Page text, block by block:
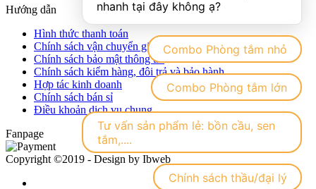
Hướng dẫn
Hình thức thanh toán
Chính sách vận chuyển giao nhận hàng hóa
Chính sách bảo mật thông tin
Chính sách kiểm hàng, đôi trả và bảo hành
Hợp tác kinh doanh
Chính sách bán sỉ
Điều khoản dịch vụ chung
Fanpage
Copyright ©2019 - Design by Ibweb
Combo Phòng tắm nhỏ
Combo Phòng tắm lớn
Tư vấn sản phẩm lẻ: bồn cầu, sen
tắm,....
Chính sách thầu/đại lý